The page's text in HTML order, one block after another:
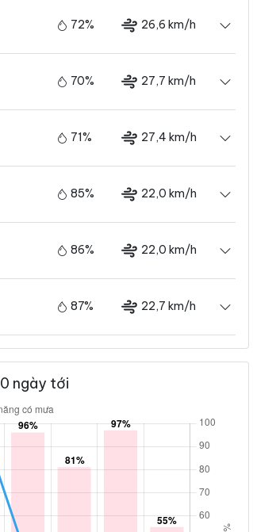
72% 26,6 km/h
70% 27,7 km/h
71% 27,4 km/h
85% 22,0 km/h
86% 22,0 km/h
87% 22,7 km/h
ngày tới